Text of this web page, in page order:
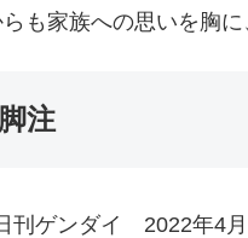
も家族への思いを胸
注
刊ゲンダイ 2022年4